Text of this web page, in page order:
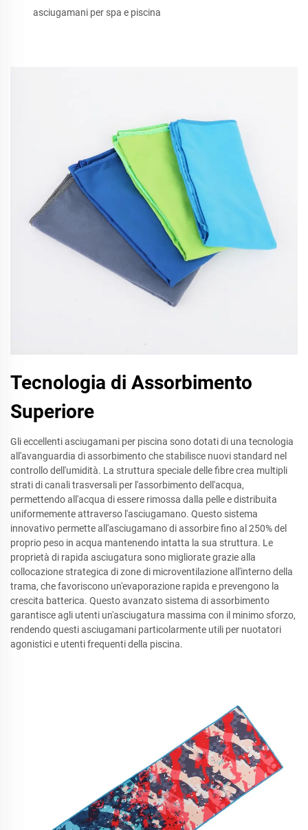
asciugamani per spa e piscina
Tecnologia di Assorbimento
Superiore
Gli eccellenti asciugamani per piscina sono dotati di una tecnologia
all'avanguardia di assorbimento che stabilisce nuovi standard nel
controllo dell'umidità. La struttura speciale delle fibre crea multipli
strati di canali trasversali per l'assorbimento dell'acqua,
permettendo all'acqua di essere rimossa dalla pelle e distribuita
uniformemente attraverso l'asciugamano. Questo sistema
innovativo permette all'asciugamano di assorbire fino al 250% del
proprio peso in acqua mantenendo intatta la sua struttura. Le
proprietà di rapida asciugatura sono migliorate grazie alla
collocazione strategica di zone di microventilazione all'interno della
trama, che favoriscono un'evaporazione rapida e prevengono la
crescita batterica. Questo avanzato sistema di assorbimento
garantisce agli utenti un'asciugatura massima con il minimo sforzo,
rendendo questi asciugamani particolarmente utili per nuotatori
agonistici e utenti frequenti della piscina.